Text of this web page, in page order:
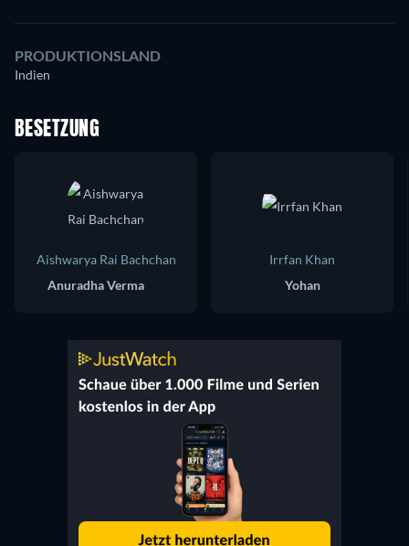
PRODUKTIONSLAND
Indien
BESETZUNG
Aishwarya Rai Bachchan
Anuradha Verma
Irrfan Khan
Yohan